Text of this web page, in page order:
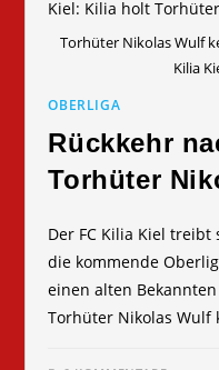
Torhüter Nikolas Wulf
Kilia
OBERLIGA
Rückkehr
Torhüter
Der FC Kilia Kiel
die kommende
einen alten
Torhüter Nikolas